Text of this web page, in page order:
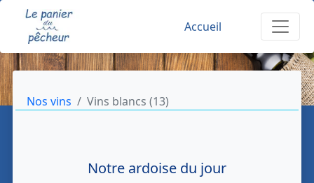
Accueil
Nos vins Vins blancs (13)
Notre ardoise du jour